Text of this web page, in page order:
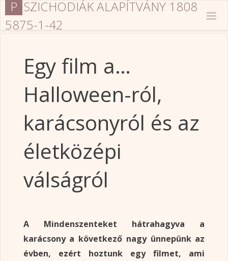
Ugrás
P SZICHODIÁKALAPÍTVÁNY 1 808
5875-1 -42
Egy film a…
Halloween-ról,
karácsonyról és az
életközépi
válságról
A Mindenszenteket hátrahagyva a
karácsony a következő nagy ünnepünk az
évben, ezért hoztunk egy filmet, ami